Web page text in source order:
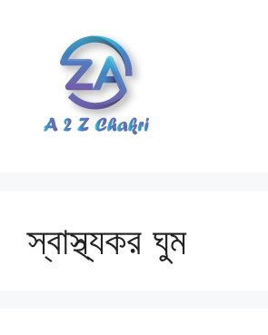
স্বাস্থ্যকর ঘুম